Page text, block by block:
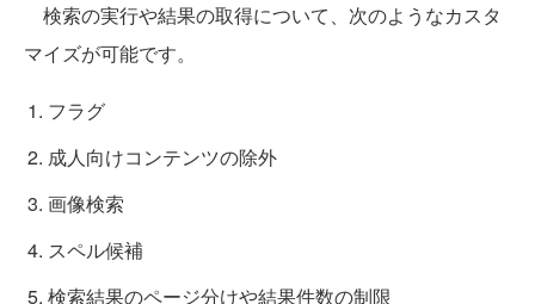
検索の実行や結果の取得について、次のようなカスタ
マイズが可能です。
フラグ
成人向けコンテンツの除外
画像検索
スペル候補
検索結果のページ分けや結果件数の制限